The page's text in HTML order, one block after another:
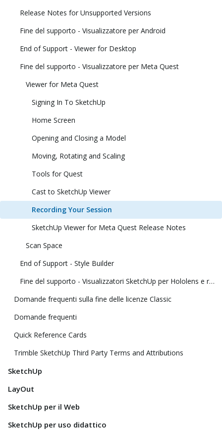
Release Notes for Unsupported Versions
Fine del supporto - Visualizzatore per Android
End of Support - Viewer for Desktop
Fine del supporto - Visualizzatore per Meta Quest
Viewer for Meta Quest
Signing In To SketchUp
Home Screen
Opening and Closing a Model
Moving, Rotating and Scaling
Tools for Quest
Cast to SketchUp Viewer
Recording Your Session
SketchUp Viewer for Meta Quest Release Notes
Scan Space
End of Support - Style Builder
Fine del supporto - Visualizzatori SketchUp per Hololens e realtà virtuale
Domande frequenti sulla fine delle licenze Classic
Domande frequenti
Quick Reference Cards
Trimble SketchUp Third Party Terms and Attributions
SketchUp
LayOut
SketchUp per il Web
SketchUp per uso didattico